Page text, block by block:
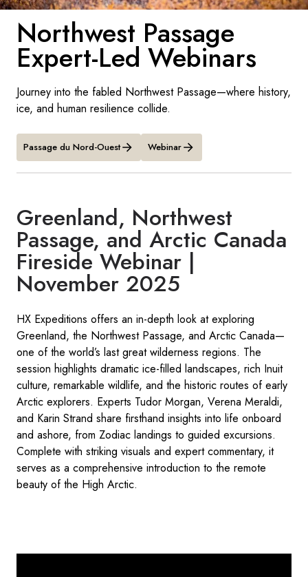
Suède
Danemark
Norvège
Northwest Passage
Expert-Led Webinars
Journey into the fabled Northwest Passage—where history,
ice, and human resilience collide.
Passage du Nord-Ouest Webinar
Greenland, Northwest
Passage, and Arctic Canada
Fireside Webinar |
November 2025
HX Expeditions offers an in-depth look at exploring
Greenland, the Northwest Passage, and Arctic Canada—
one of the world’s last great wilderness regions. The
session highlights dramatic ice-filled landscapes, rich Inuit
culture, remarkable wildlife, and the historic routes of early
Arctic explorers. Experts Tudor Morgan, Verena Meraldi,
and Karin Strand share firsthand insights into life onboard
and ashore, from Zodiac landings to guided excursions.
Complete with striking visuals and expert commentary, it
serves as a comprehensive introduction to the remote
beauty of the High Arctic.